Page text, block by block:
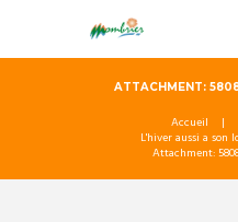
ATTACHMENT:
Accueil
L'hiver aussi a son
Attachment: